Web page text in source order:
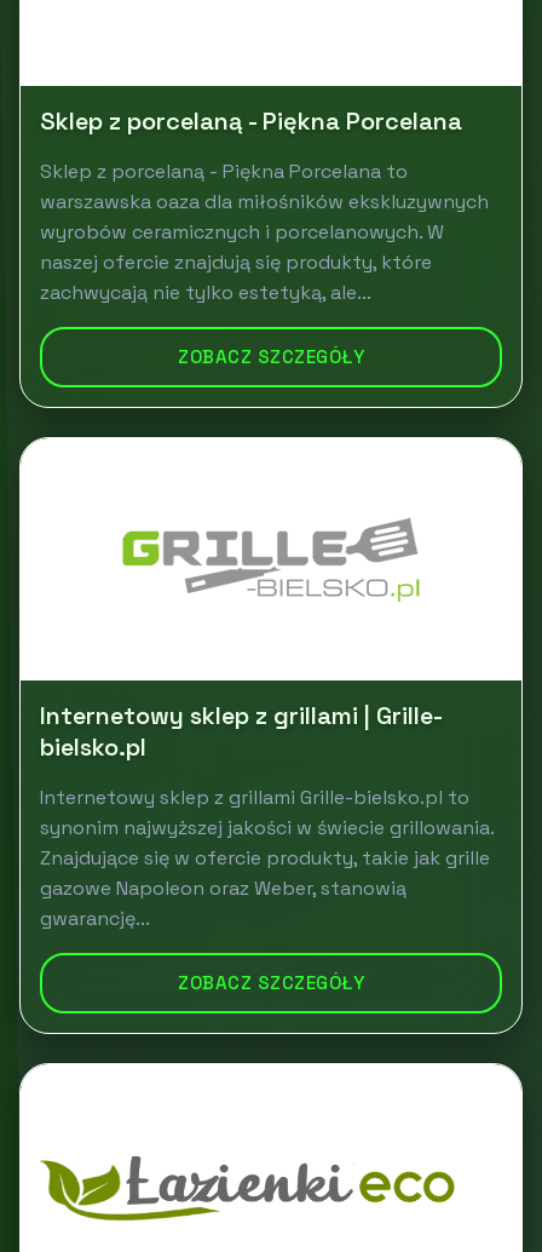
Sklep z porcelaną - Piękna Porcelana
Sklep z porcelaną - Piękna Porcelana to
warszawska oaza dla miłośników ekskluzywnych
wyrobów ceramicznych i porcelanowych. W
naszej ofercie znajdują się produkty, które
zachwycają nie tylko estetyką, ale...
ZOBACZ SZCZEGÓŁY
Internetowy sklep z grillami | Grille-
bielsko.pl
Internetowy sklep z grillami Grille-bielsko.pl to
synonim najwyższej jakości w świecie grillowania.
Znajdujące się w ofercie produkty, takie jak grille
gazowe Napoleon oraz Weber, stanowią
gwarancję...
ZOBACZ SZCZEGÓŁY